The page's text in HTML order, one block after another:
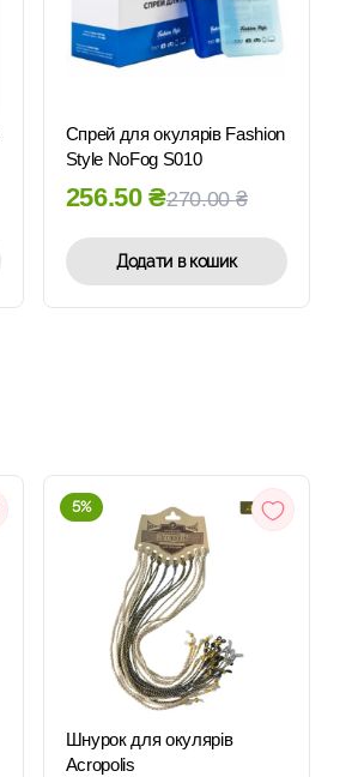
Спрей для окулярів Fashion
Style NoFog S010
270.00₴
256.50₴
Додати в кошик
5%
ШВИДКИЙ
ПЕРЕГЛЯД
Шнурок для окулярів
Acropolis